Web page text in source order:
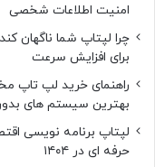
امنیت اطلاعات شخصی
برای افزایش سرعت
بهترین سیستم های
حرفه ای در ۱۴۰۴